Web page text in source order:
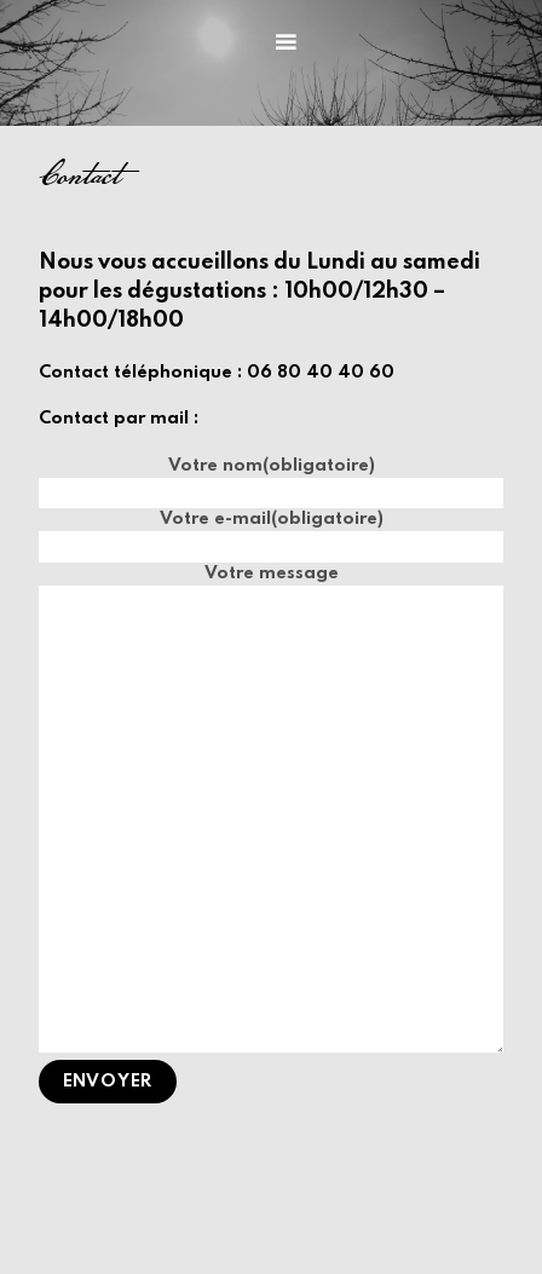
Accéder
au
contenu
principal
Menu
Contact
Nous vous accueillons du Lundi au samedi
pour les dégustations : 10h00/12h30 –
14h00/18h00
Contact téléphonique : 06 80 40 40 60
Contact par mail :
Votre nom(obligatoire)
Votre e-mail (obligatoire)
Votre message
ENVOYER